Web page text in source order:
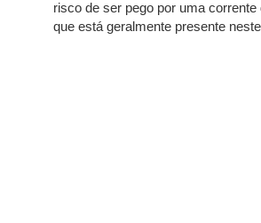
risco de ser pego por uma corrente
que está geralmente presente